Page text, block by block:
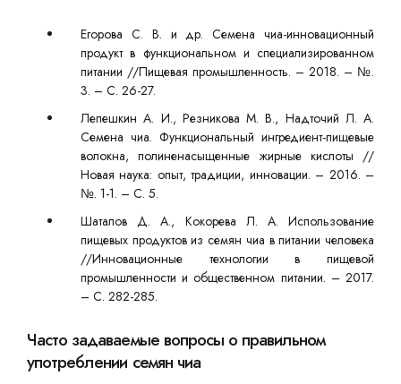
Егорова С. В. и др. Семена чиа-инновационный
продукт в функциональном и специализированном
питании //Пищевая промышленность. – 2018. – №.
3. – С. 26-27.
Лепешкин А. И., Резникова М. В., Надточий Л. А.
Семена чиа. Функциональный ингредиент-пищевые
волокна, полиненасыщенные жирные кислоты //
Новая наука: опыт, традиции, инновации. – 2016. –
№. 1-1. – С. 5.
Шаталов Д. А., Кокорева Л. А. Использование
пищевых продуктов из семян чиа в питании человека
//Инновационные технологии в пищевой
промышленности и общественном питании. – 2017.
– С. 282-285.
Часто задаваемые вопросы о правильном
употреблении семян чиа